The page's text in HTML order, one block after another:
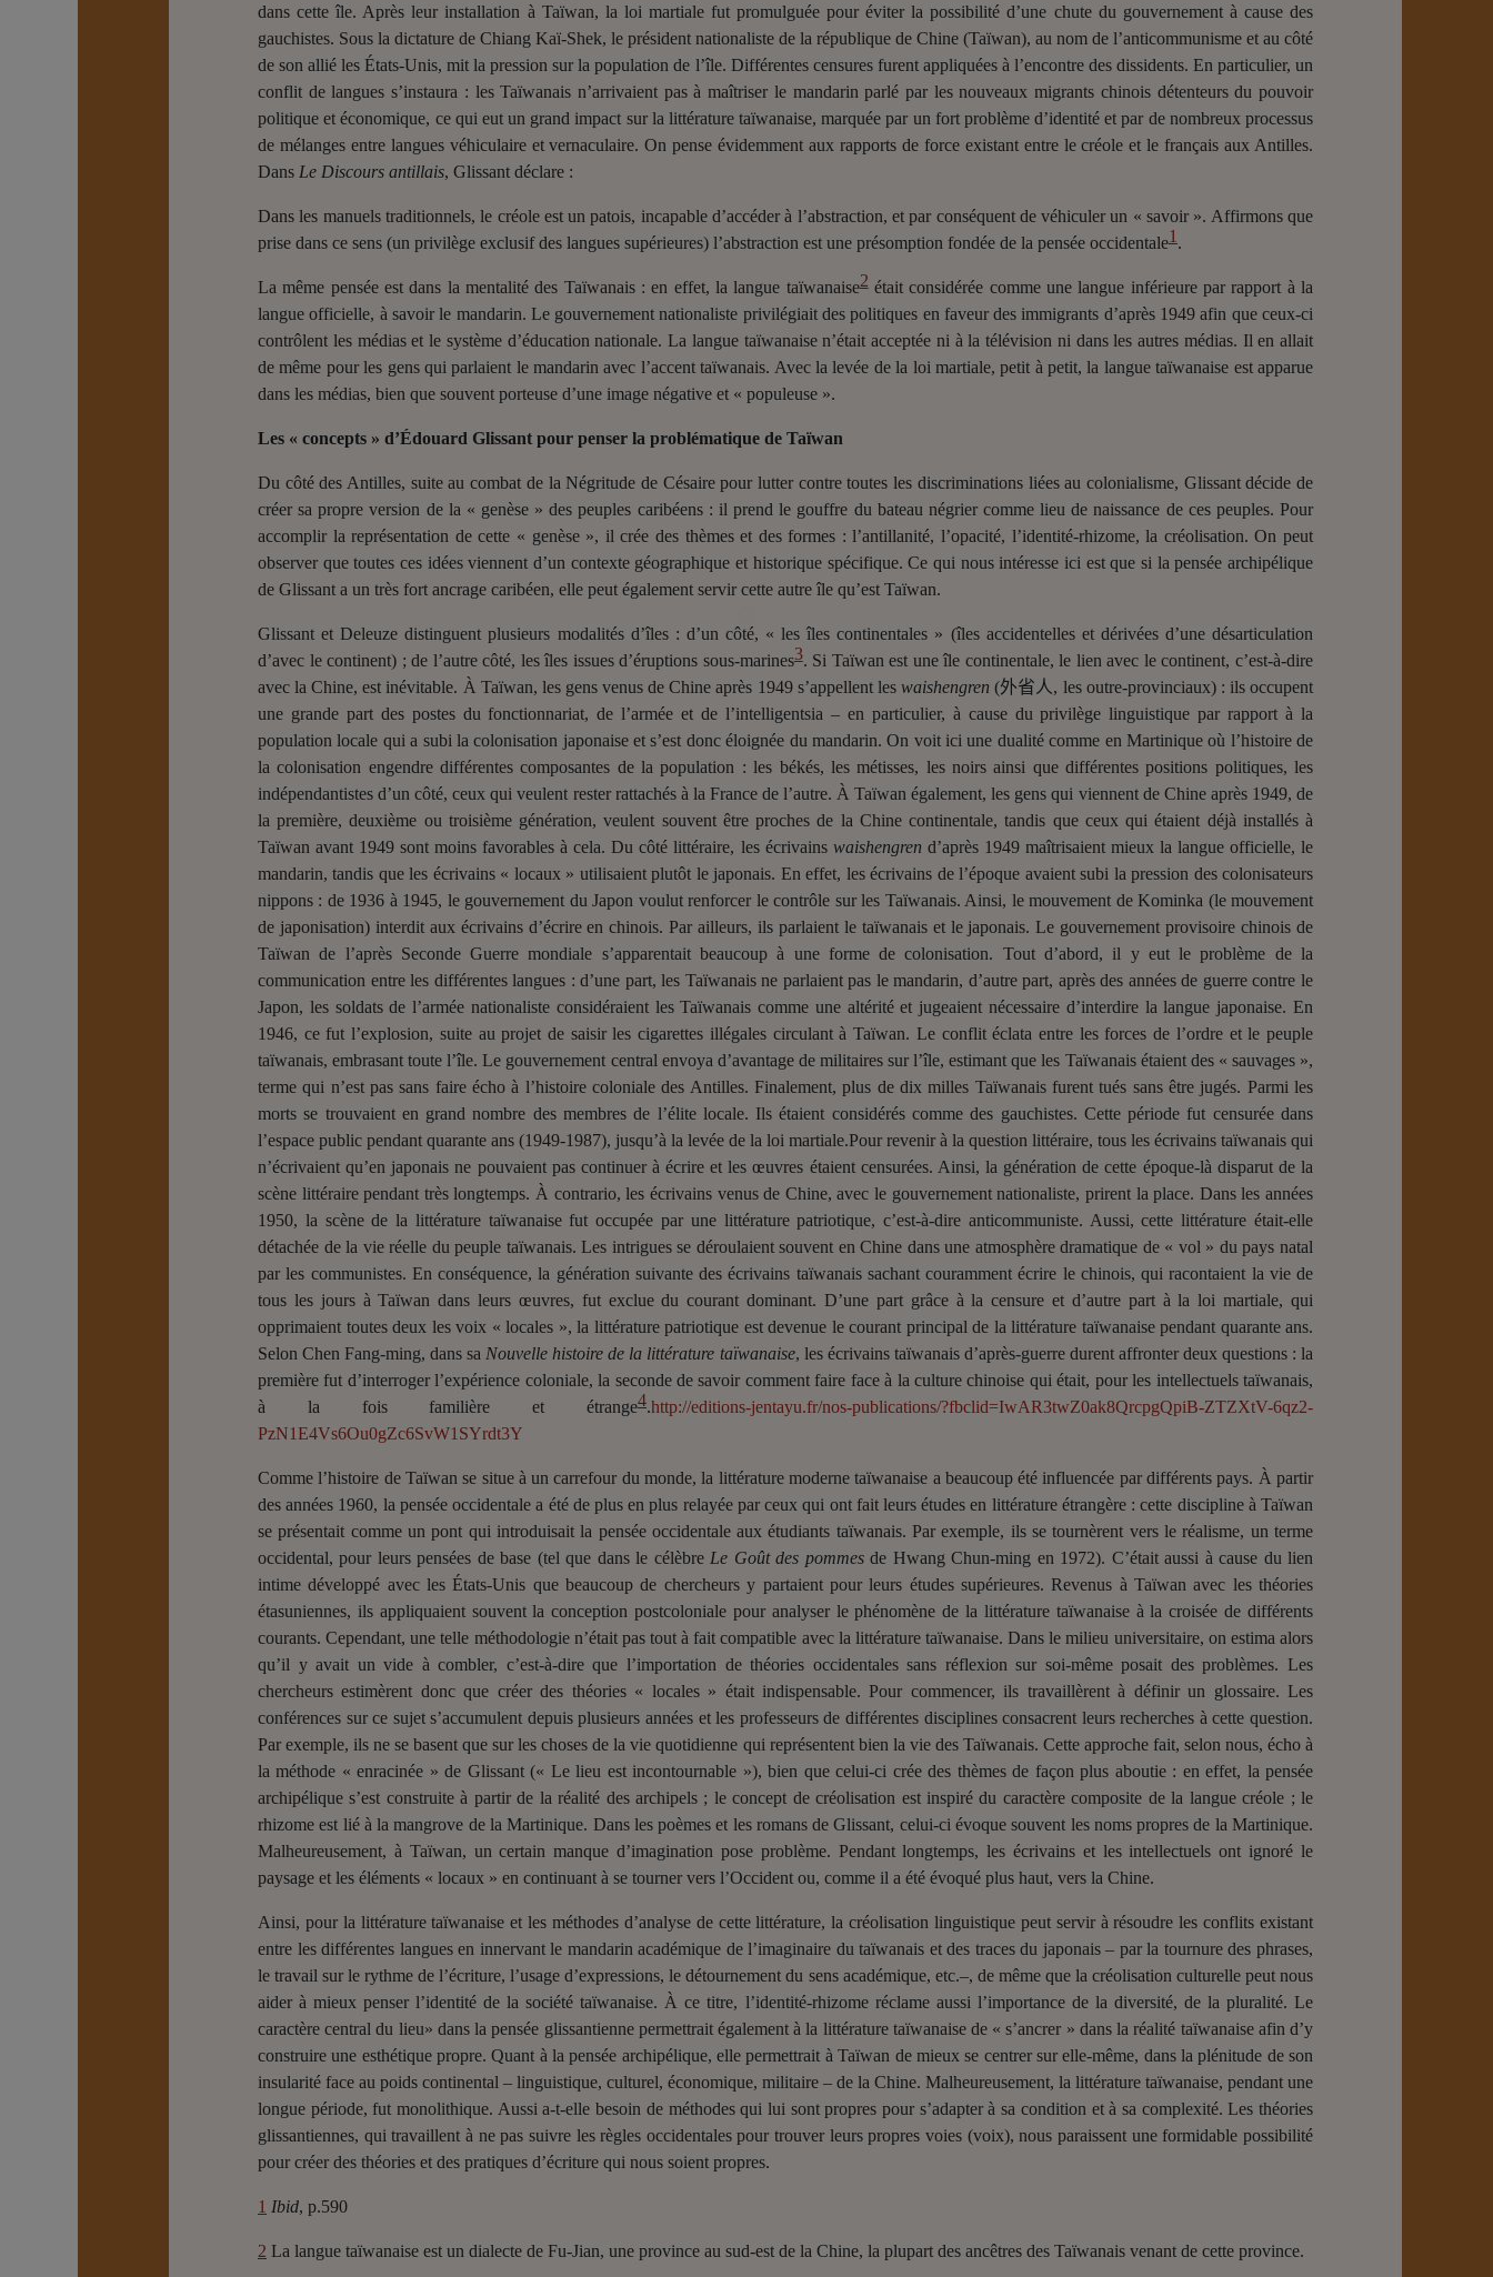
dans cette île. Après leur installation à Taïwan, la loi martiale fut promulguée pour éviter la possibilité d’une chute du gouvernement à cause des
gauchistes. Sous la dictature de Chiang Kaï-Shek, le président nationaliste de la république de Chine (Taïwan), au nom de l’anticommunisme et au côté
de son allié les États-Unis, mit la pression sur la population de l’île. Différentes censures furent appliquées à l’encontre des dissidents. En particulier, un
conflit de langues s’instaura : les Taïwanais n’arrivaient pas à maîtriser le mandarin parlé par les nouveaux migrants chinois détenteurs du pouvoir
politique et économique, ce qui eut un grand impact sur la littérature taïwanaise, marquée par un fort problème d’identité et par de nombreux processus
de mélanges entre langues véhiculaire et vernaculaire. On pense évidemment aux rapports de force existant entre le créole et le français aux Antilles.
Dans Le Discours antillais, Glissant déclare :
Dans les manuels traditionnels, le créole est un patois, incapable d’accéder à l’abstraction, et par conséquent de véhiculer un « savoir ». Affirmons que
prise dans ce sens (un privilège exclusif des langues supérieures) l’abstraction est une présomption fondée de la pensée occidentale1 .
La même pensée est dans la mentalité des Taïwanais : en effet, la langue taïwanaise2était considérée comme une langue inférieure par rapport à la
langue officielle, à savoir le mandarin. Le gouvernement nationaliste privilégiait des politiques en faveur des immigrants d’après 1949 afin que ceux-ci
contrôlent les médias et le système d’éducation nationale. La langue taïwanaise n’était acceptée ni à la télévision ni dans les autres médias. Il en allait
de même pour les gens qui parlaient le mandarin avec l’accent taïwanais. Avec la levée de la loi martiale, petit à petit, la langue taïwanaise est apparue
dans les médias, bien que souvent porteuse d’une image négative et « populeuse ».
Les « concepts » d’Édouard Glissant pour penser la problématique de Taïwan
Du côté des Antilles, suite au combat de la Négritude de Césaire pour lutter contre toutes les discriminations liées au colonialisme, Glissant décide de
créer sa propre version de la « genèse » des peuples caribéens : il prend le gouffre du bateau négrier comme lieu de naissance de ces peuples. Pour
accomplir la représentation de cette « genèse », il crée des thèmes et des formes : l’antillanité, l’opacité, l’identité-rhizome, la créolisation. On peut
observer que toutes ces idées viennent d’un contexte géographique et historique spécifique. Ce qui nous intéresse ici est que si la pensée archipélique
de Glissant a un très fort ancrage caribéen, elle peut également servir cette autre île qu’est Taïwan.
Glissant et Deleuze distinguent plusieurs modalités d’îles : d’un côté, « les îles continentales » (îles accidentelles et dérivées d’une désarticulation
d’avec le continent) ; de l’autre côté, les îles issues d’éruptions sous-marines3. Si Taïwan est une île continentale, le lien avec le continent, c’est-à-dire
avec la Chine, est inévitable. À Taïwan, les gens venus de Chine après 1949 s’appellent leswaishengren (外省人, les outre-provinciaux): ils occupent
une grande part des postes du fonctionnariat, de l’armée et de l’intelligentsia – en particulier, à cause du privilège linguistique par rapport à la
population locale qui a subi la colonisation japonaise et s’est donc éloignée du mandarin. On voit ici une dualité comme en Martinique où l’histoire de
la colonisation engendre différentes composantes de la population : les békés, les métisses, les noirs ainsi que différentes positions politiques, les
indépendantistes d’un côté, ceux qui veulent rester rattachés à la France de l’autre. À Taïwan également, les gens qui viennent de Chine après 1949, de
la première, deuxième ou troisième génération, veulent souvent être proches de la Chine continentale, tandis que ceux qui étaient déjà installés à
Taïwan avant 1949 sont moins favorables à cela. Du côté littéraire, les écrivains waishengren d’après 1949 maîtrisaient mieux la langue officielle, le
mandarin, tandis que les écrivains « locaux » utilisaient plutôt le japonais. En effet, les écrivains de l’époque avaient subi la pression des colonisateurs
nippons : de 1936 à 1945, le gouvernement du Japon voulut renforcer le contrôle sur les Taïwanais. Ainsi, le mouvement de Kominka (le mouvement
de japonisation) interdit aux écrivains d’écrire en chinois. Par ailleurs, ils parlaient le taïwanais et le japonais. Le gouvernement provisoire chinois de
Taïwan de l’après Seconde Guerre mondiale s’apparentait beaucoup à une forme de colonisation. Tout d’abord, il y eut le problème de la
communication entre les différentes langues : d’une part, les Taïwanais ne parlaient pas le mandarin, d’autre part, après des années de guerre contre le
Japon, les soldats de l’armée nationaliste considéraient les Taïwanais comme une altérité et jugeaient nécessaire d’interdire la langue japonaise. En
1946, ce fut l’explosion, suite au projet de saisir les cigarettes illégales circulant à Taïwan. Le conflit éclata entre les forces de l’ordre et le peuple
taïwanais, embrasant toute l’île. Le gouvernement central envoya d’avantage de militaires sur l’île, estimant que les Taïwanais étaient des « sauvages »,
terme qui n’est pas sans faire écho à l’histoire coloniale des Antilles. Finalement, plus de dix milles Taïwanais furent tués sans être jugés. Parmi les
morts se trouvaient en grand nombre des membres de l’élite locale. Ils étaient considérés comme des gauchistes. Cette période fut censurée dans
l’espace public pendant quarante ans (1949-1987), jusqu’à la levée de la loi martiale.Pour revenir à la question littéraire, tous les écrivains taïwanais qui
n’écrivaient qu’en japonais ne pouvaient pas continuer à écrire et les œuvres étaient censurées. Ainsi, la génération de cette époque-là disparut de la
scène littéraire pendant très longtemps. À contrario, les écrivains venus de Chine, avec le gouvernement nationaliste, prirent la place. Dans les années
1950, la scène de la littérature taïwanaise fut occupée par une littérature patriotique, c’est-à-dire anticommuniste. Aussi, cette littérature était-elle
détachée de la vie réelle du peuple taïwanais. Les intrigues se déroulaient souvent en Chine dans une atmosphère dramatique de « vol » du pays natal
par les communistes. En conséquence, la génération suivante des écrivains taïwanais sachant couramment écrire le chinois, qui racontaient la vie de
tous les jours à Taïwan dans leurs œuvres, fut exclue du courant dominant. D’une part grâce à la censure et d’autre part à la loi martiale, qui
opprimaient toutes deux les voix « locales », la littérature patriotique est devenue le courant principal de la littérature taïwanaise pendant quarante ans.
Selon Chen Fang-ming, dans sa Nouvelle histoire de la littérature taïwanaise, les écrivains taïwanais d’après-guerre durent affronter deux questions : la
première fut d’interroger l’expérience coloniale, la seconde de savoir comment faire face à la culture chinoise qui était, pour les intellectuels taïwanais,
à la fois familière et étrange4.http://editions-jentayu.fr/nos-publications/?fbclid=IwAR3twZ0ak8QrcpgQpiB-ZTZXtV-6qz2-
PzN1E4Vs6Ou0gZc6SvW1SYrdt3Y
Comme l’histoire de Taïwan se situe à un carrefour du monde, la littérature moderne taïwanaise a beaucoup été influencée par différents pays. À partir
des années 1960, la pensée occidentale a été de plus en plus relayée par ceux qui ont fait leurs études en littérature étrangère : cette discipline à Taïwan
se présentait comme un pont qui introduisait la pensée occidentale aux étudiants taïwanais. Par exemple, ils se tournèrent vers le réalisme, un terme
occidental, pour leurs pensées de base (tel que dans le célèbre Le Goût des pommesde Hwang Chun-ming en 1972). C’était aussi à cause du lien
intime développé avec les États-Unis que beaucoup de chercheurs y partaient pour leurs études supérieures. Revenus à Taïwan avec les théories
étasuniennes, ils appliquaient souvent la conception postcoloniale pour analyser le phénomène de la littérature taïwanaise à la croisée de différents
courants. Cependant, une telle méthodologie n’était pas tout à fait compatible avec la littérature taïwanaise. Dans le milieu universitaire, on estima alors
qu’il y avait un vide à combler, c’est-à-dire que l’importation de théories occidentales sans réflexion sur soi-même posait des problèmes. Les
chercheurs estimèrent donc que créer des théories « locales » était indispensable. Pour commencer, ils travaillèrent à définir un glossaire. Les
conférences sur ce sujet s’accumulent depuis plusieurs années et les professeurs de différentes disciplines consacrent leurs recherches à cette question.
Par exemple, ils ne se basent que sur les choses de la vie quotidienne qui représentent bien la vie des Taïwanais. Cette approche fait, selon nous, écho à
la méthode « enracinée » de Glissant (« Le lieu est incontournable »), bien que celui-ci crée des thèmes de façon plus aboutie : en effet, la pensée
archipélique s’est construite à partir de la réalité des archipels ; le concept de créolisation est inspiré du caractère composite de la langue créole ; le
rhizome est lié à la mangrove de la Martinique. Dans les poèmes et les romans de Glissant, celui-ci évoque souvent les noms propres de la Martinique.
Malheureusement, à Taïwan, un certain manque d’imagination pose problème. Pendant longtemps, les écrivains et les intellectuels ont ignoré le
paysage et les éléments « locaux » en continuant à se tourner vers l’Occident ou, comme il a été évoqué plus haut, vers la Chine.
Ainsi, pour la littérature taïwanaise et les méthodes d’analyse de cette littérature, la créolisation linguistique peut servir à résoudre les conflits existant
entre les différentes langues en innervant le mandarin académique de l’imaginaire du taïwanais et des traces du japonais – par la tournure des phrases,
le travail sur le rythme de l’écriture, l’usage d’expressions, le détournement du sens académique, etc.–, de même que la créolisation culturelle peut nous
aider à mieux penser l’identité de la société taïwanaise. À ce titre, l’identité-rhizome réclame aussi l’importance de la diversité, de la pluralité. Le
caractère central du lieu» dans la pensée glissantienne permettrait également à la littérature taïwanaise de « s’ancrer » dans la réalité taïwanaise afin d’y
construire une esthétique propre. Quant à la pensée archipélique, elle permettrait à Taïwan de mieux se centrer sur elle-même, dans la plénitude de son
insularité face au poids continental – linguistique, culturel, économique, militaire – de la Chine. Malheureusement, la littérature taïwanaise, pendant une
longue période, fut monolithique. Aussi a-t-elle besoin de méthodes qui lui sont propres pour s’adapter à sa condition et à sa complexité. Les théories
glissantiennes, qui travaillent à ne pas suivre les règles occidentales pour trouver leurs propres voies (voix), nous paraissent une formidable possibilité
pour créer des théories et des pratiques d’écriture qui nous soient propres.
1 Ibid, p.590
2 La langue taïwanaise est un dialecte de Fu-Jian, une province au sud-est de la Chine, la plupart des ancêtres des Taïwanais venant de cette province.